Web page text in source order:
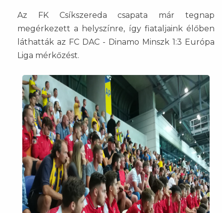
Az FK Csíkszereda csapata már tegnap
megérkezett a helyszínre, így fiataljaink élőben
láthatták az FC DAC - Dinamo Minszk 1:3 Európa
Liga mérkőzést.